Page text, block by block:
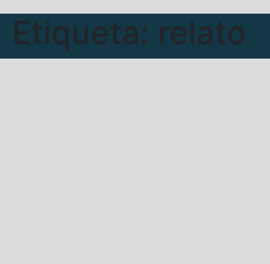
Etiqueta: relato